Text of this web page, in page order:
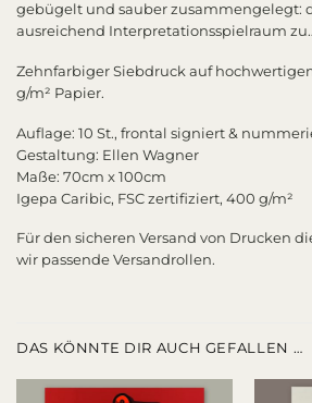
gebügelt und sauber zusammengelegt:
ausreichend Interpretationsspielraum
Zehnfarbiger Siebdruck auf
g/m² Papier.
Auflage: 10 St., frontal signiert &
Gestaltung: Ellen Wagner
Maße: 70cm x 100cm
Igepa Caribic, FSC zertifiziert, 400 g/m²
Für den sicheren Versand von Drucken
wir passende Versandrollen.
DAS KÖNNTE DIR AUCH GEFALLEN …